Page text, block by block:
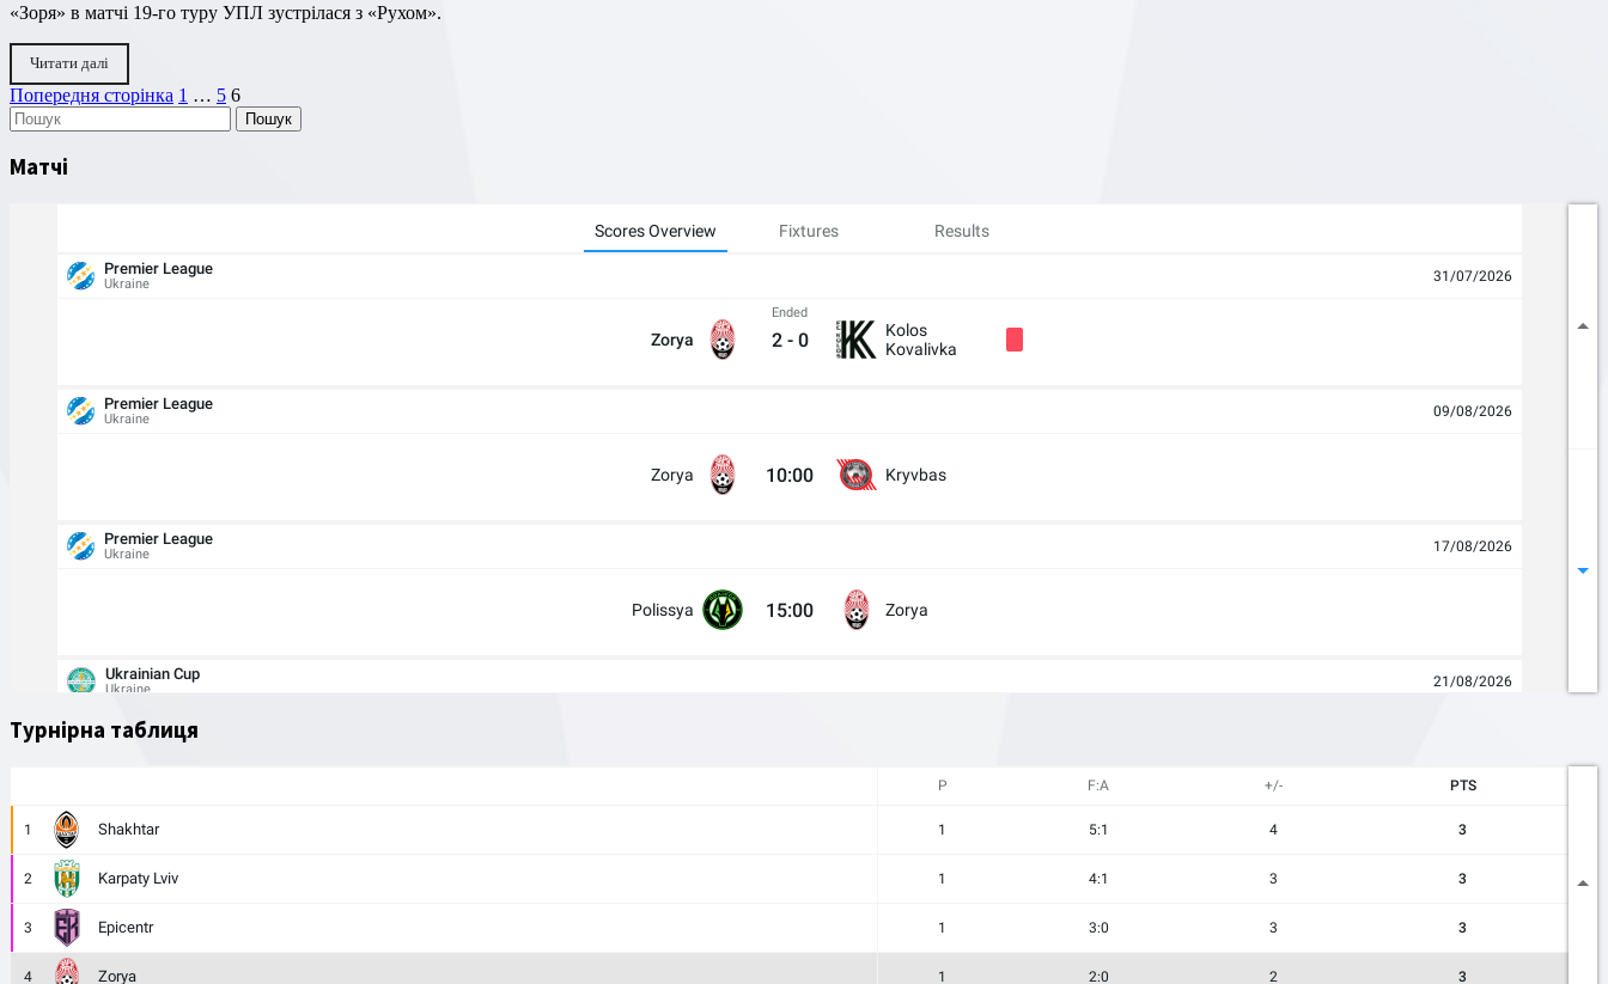
«Зоря» в матчі 19-го туру УПЛ зустрілася з «Рухом».
Читати далі
Пагінація
записів
Попередня сторінка Сторінка
1 … Сторінка
5 Сторінка
6
Пошук
Матчі
Scores Overview Fixtures Results
Premier League
Ukraine 31/07/2026
Zorya
Ended
2 - 0
Kolos
Kovalivka
Premier League
Ukraine 09/08/2026
Zorya 10:00 Kryvbas
Premier League
Ukraine 17/08/2026
Polissya 15:00 Zorya
Ukrainian Cup
Ukraine 21/08/2026
Турнірна таблиця
P F:A +/- PTS
1 Shakhtar 1 5:1 4 3
2 Karpaty Lviv 1 4:1 3 3
3 Epicentr 1 3:0 3 3
4 Zorya 1 2:0 2 3